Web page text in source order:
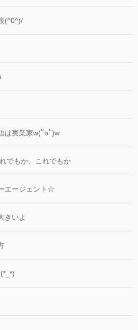
(^0^)/
は実業家w(ﾟoﾟ)w
でもか、これでもか
エージェント☆
きいよ